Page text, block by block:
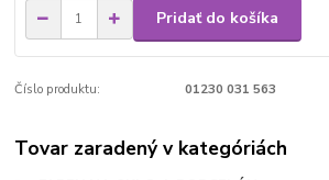
Pridať do košíka
Číslo produktu: 01230 031 563
Tovar zaradený v kategóriách